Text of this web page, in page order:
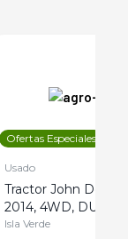
Ofertas Especiales
Usado
Tractor John Deere
2014, 4WD, DUAL
Isla Verde